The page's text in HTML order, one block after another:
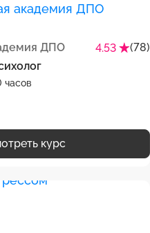
ДПО 4.53
(78)
часов
курс